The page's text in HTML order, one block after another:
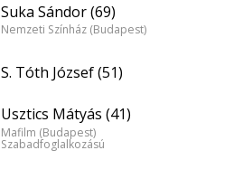
Suka Sándor (69)
Nemzeti Színház (Budapest)
S. Tóth József (51)
Usztics Mátyás (41)
Mafilm (Budapest)
Szabadfoglalkozású